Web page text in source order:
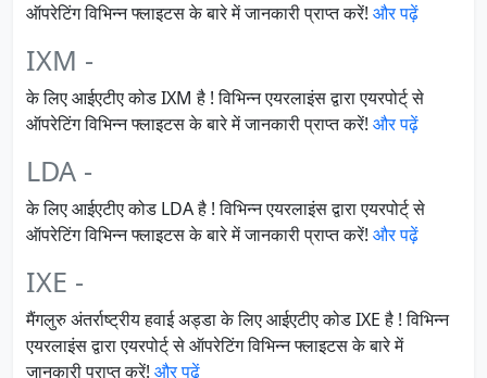
ऑपरेटिंग विभिन्न फ्लाइटस के बारे में जानकारी प्राप्त करें! और पढ़ें
IXM -
के लिए आईएटीए कोड IXM है ! विभिन्न एयरलाइंस द्वारा एयरपोर्ट् से
ऑपरेटिंग विभिन्न फ्लाइटस के बारे में जानकारी प्राप्त करें! और पढ़ें
LDA -
के लिए आईएटीए कोड LDA है ! विभिन्न एयरलाइंस द्वारा एयरपोर्ट् से
ऑपरेटिंग विभिन्न फ्लाइटस के बारे में जानकारी प्राप्त करें! और पढ़ें
IXE -
मैंगलुरु अंतर्राष्ट्रीय हवाई अड्डा के लिए आईएटीए कोड IXE है ! विभिन्न
एयरलाइंस द्वारा एयरपोर्ट् से ऑपरेटिंग विभिन्न फ्लाइटस के बारे में
जानकारी प्राप्त करें! और पढ़ें